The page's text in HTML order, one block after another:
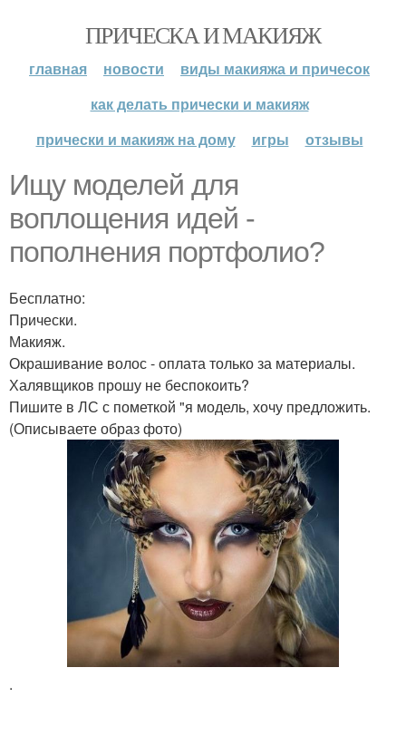
ПРИЧЕСКА И МАКИЯЖ
главная новости
виды макияжа и причесок
как делать прически и макияж
прически и макияж на дому
игры отзывы
Ищу моделей для
воплощения идей -
пополнения портфолио?
Бесплатно:
Прически.
Макияж.
Окрашивание волос - оплата только за материалы.
Халявщиков прошу не беспокоить?
Пишите в ЛС с пометкой "я модель, хочу предложить.
(Описываете образ фото)
.